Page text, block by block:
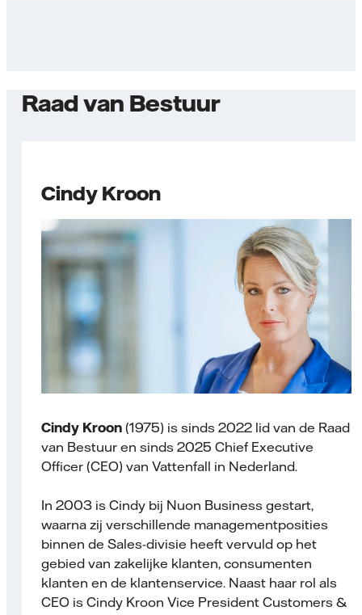
Raad van Bestuur
Cindy Kroon
Cindy Kroon(1975) is sinds 2022 lid van de Raad
van Bestuur en sinds 2025 Chief Executive
Officer (CEO) van Vattenfall in Nederland.
In 2003 is Cindy bij Nuon Business gestart,
waarna zij verschillende managementposities
binnen de Sales-divisie heeft vervuld op het
gebied van zakelijke klanten, consumenten
klanten en de klantenservice. Naast haar rol als
CEO is Cindy Kroon Vice President Customers &